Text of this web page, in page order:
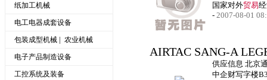
纸加工机械
电工电器成套设备
包装成型机械 | 农业机械
电子产品制造设备
工控系统及装备
国家对外贸易
- 2007-08-01
AIRTAC SANG-A
供应信息 北京
中企财写字楼